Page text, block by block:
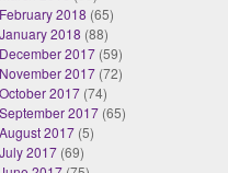
February 2018 (65)
January 2018 (88)
December 2017(59)
November 2017(72)
October 2017(74)
September 2017(65)
August 2017(5)
July 2017(69)